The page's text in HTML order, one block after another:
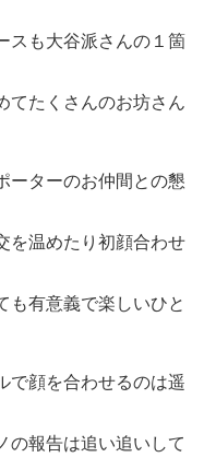
スも大谷派さんの１箇
てたくさんのお坊さん
ーターのお仲間との懇
を温めたり初顔合わせ
も有意義で楽しいひと
で顔を合わせるのは遥
の報告は追い追いして